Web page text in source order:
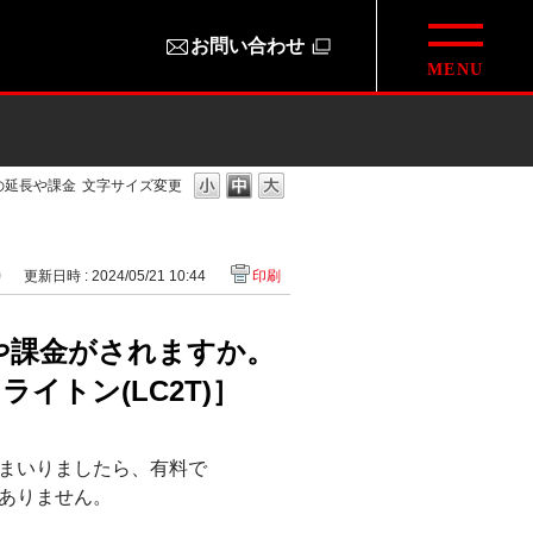
お問い合わせ
文字サイズ変更
延長や課金
更新日時 : 2024/05/21 10:44 印刷
金がされますか。
イトン(LC2T)］
いりましたら、有料で
りません。